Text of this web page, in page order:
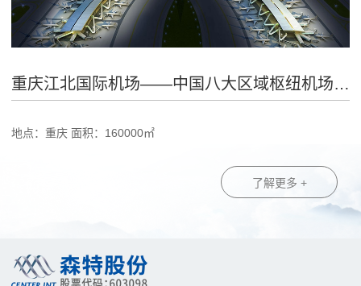
重庆江北国际机场——中国八大区域枢纽机场之一
地点：重庆 面积：160000㎡
了解更多 +